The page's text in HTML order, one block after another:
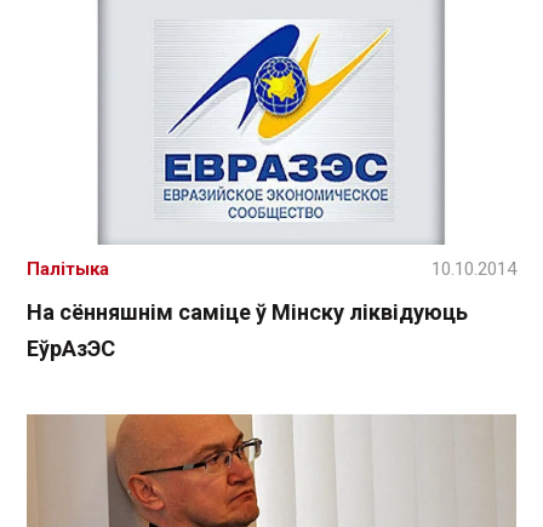
На сённяшнім саміце ў Мінску ліквідуюць
ЕўрАзЭС
Палітыка 10.10.2014